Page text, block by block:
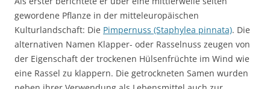
gewordene Pflanze in der mitteleuropäischen
Kulturlandschaft: Die Pimpernuss (Staphylea pinnata). Die
alternativen Namen Klapper- oder Rasselnuss zeugen von
der Eigenschaft der trockenen Hülsenfrüchte im Wind wie
eine Rassel zu klappern. Die getrockneten Samen wurden